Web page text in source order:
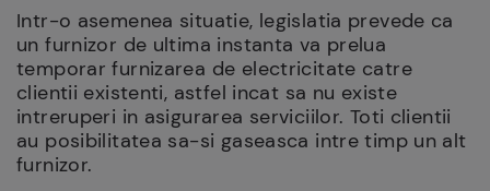
Intr-o asemenea situatie, legislatia prevede ca
un furnizor de ultima instanta va prelua
temporar furnizarea de electricitate catre
clientii existenti, astfel incat sa nu existe
intreruperi in asigurarea serviciilor. Toti clientii
au posibilitatea sa-si gaseasca intre timp un alt
furnizor.